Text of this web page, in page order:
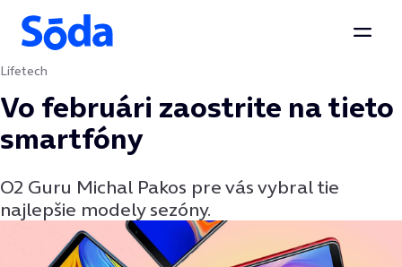
Preskočiť na obsah
Lifetech
Vo februári zaostrite na tieto
smartfóny
O2 Guru Michal Pakos pre vás vybral tie
najlepšie modely sezóny.